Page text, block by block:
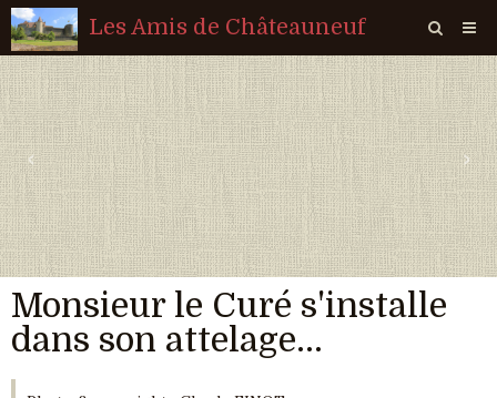
Les Amis de Châteauneuf
Page d'accueil
Livre d'or
Agenda
Quiz
Vidéos
Album
Contact
‹ ›
Monsieur le Curé s'installe
dans son attelage...